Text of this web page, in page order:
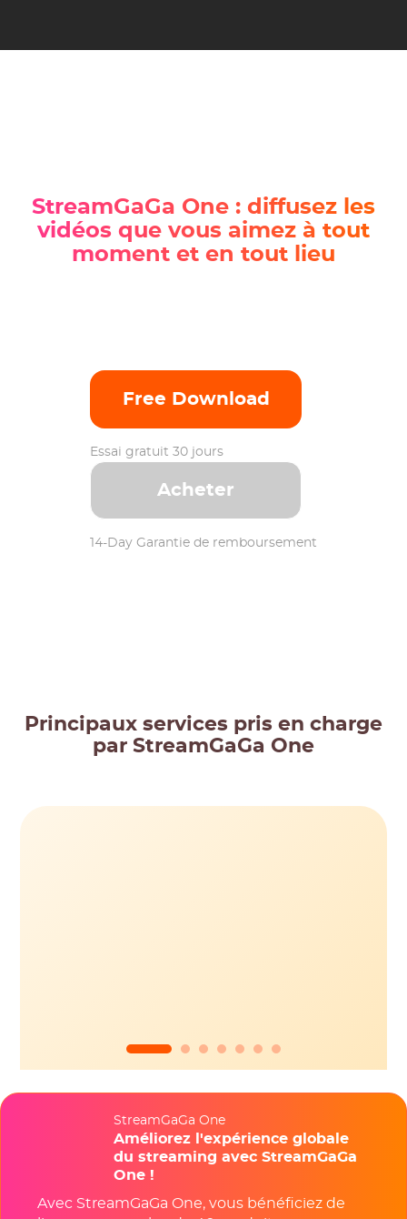
StreamGaGa One : diffusez les
vidéos que vous aimez à tout
moment et en tout lieu
Free Download
Essai gratuit 30 jours
Acheter
14-Day Garantie de remboursement
Principaux services pris en charge
par StreamGaGa One
StreamGaGa One
Améliorez l'expérience globale
du streaming avec StreamGaGa
One !
Avec StreamGaGa One, vous bénéficiez de